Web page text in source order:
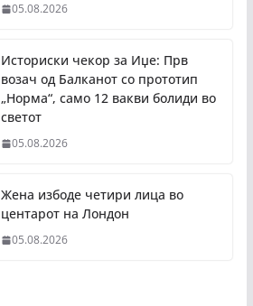
05.08.2026
Историски чекор за Иџе: Прв
возач од Балканот со прототип
„Норма“, само 12 вакви болиди во
светот
05.08.2026
Жена избоде четири лица во
центарот на Лондон
05.08.2026